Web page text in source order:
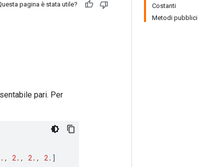
Costanti
Metodi pubblici
pagina è stata utile?
pari. Per
, 2. , 2. , 2. ]